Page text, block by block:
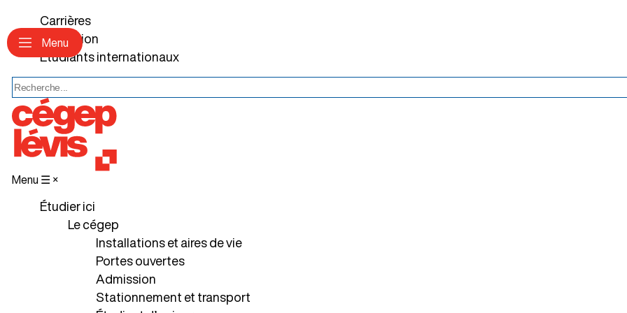
Carrières
Fondation
Étudiants internationaux
Menu ☰ ×
Étudier ici
Le cégep
Installations et aires de vie
Portes ouvertes
Admission
Stationnement et transport
Menu
Description
À
propos
du
programme
Conditions
d'admission
Ce